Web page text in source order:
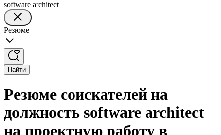
software architect
Резюме
Найти
Резюме соискателей на
должность software architect
на проектную работу в